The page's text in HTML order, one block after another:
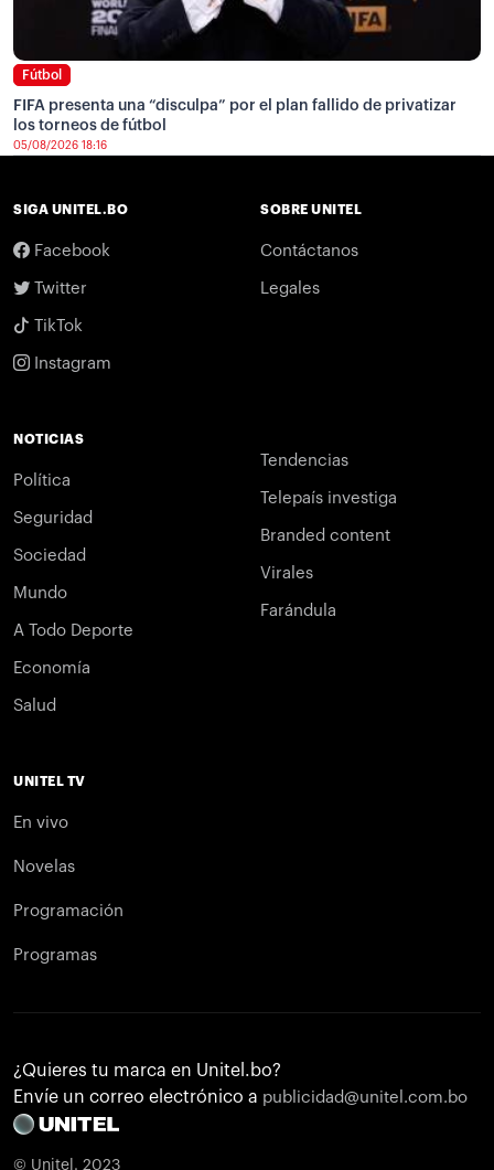
Fútbol
FIFA presenta una “disculpa” por el plan fallido de privatizar
los torneos de fútbol
05/08/2026 18:16
SIGA UNITEL.BO
Facebook
Twitter
TikTok
Instagram
SOBRE UNITEL
Contáctanos
Legales
NOTICIAS
Política
Seguridad
Sociedad
Mundo
A Todo Deporte
Economía
Salud
Tendencias
Telepaís investiga
Branded content
Virales
Farándula
UNITEL TV
En vivo
Novelas
Programación
Programas
¿Quieres tu marca en Unitel.bo?
Envíe un correo electrónico a publicidad@unitel.com.bo
© Unitel. 2023